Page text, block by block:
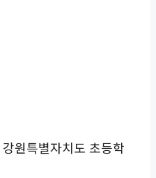
원특별자치도 초등학